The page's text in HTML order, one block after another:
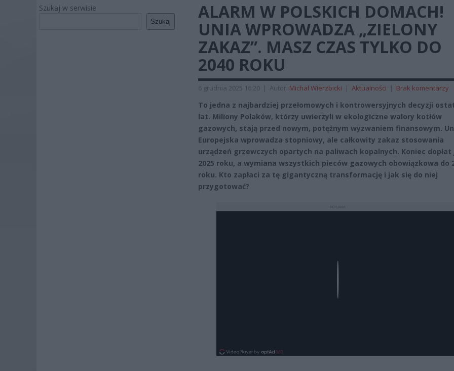
Szukaj w serwisie
Szukaj
ALARM W POLSKICH DOMACH!
UNIA WPROWADZA „ZIELONY
ZAKAZ”. MASZ CZAS TYLKO DO
2040 ROKU
6 grudnia 2025 16:20 | Autor: Michał Wierzbicki | Aktualności | Brak komentarzy
To jedna z najbardziej przełomowych i kontrowersyjnych decyzji
lat. Miliony Polaków, którzy uwierzyli w ekologiczne walory kotłów
gazowych, stają przed nowym, potężnym wyzwaniem finansowym.
Europejska wprowadza stopniowy, ale całkowity zakaz stosowania
urządzeń grzewczych opartych na paliwach kopalnych. Koniec dopłat
2025 roku, a wymiana wszystkich pieców gazowych obowiązkowa do
roku. Kto zapłaci za tę gigantyczną transformację i jak się do niej
przygotować?